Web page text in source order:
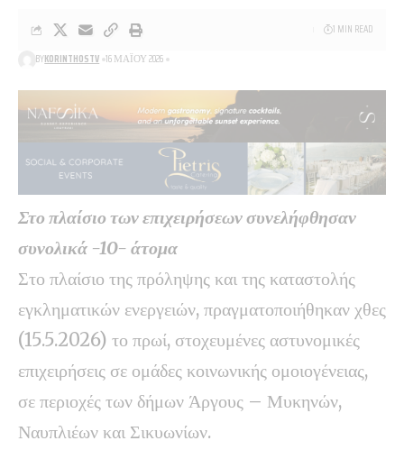
BYKORINTHOSTV 16 ΜΑΪ́ΟΥ 2026
1 MIN READ
Στο πλαίσιο των επιχειρήσεων συνελήφθησαν
συνολικά -10- άτομα
Στο πλαίσιο της πρόληψης και της καταστολής
εγκληματικών ενεργειών, πραγματοποιήθηκαν χθες
(15.5.2026) το πρωί, στοχευμένες αστυνομικές
επιχειρήσεις σε ομάδες κοινωνικής ομοιογένειας,
σε περιοχές των δήμων Άργους – Μυκηνών,
Ναυπλιέων και Σικυωνίων.